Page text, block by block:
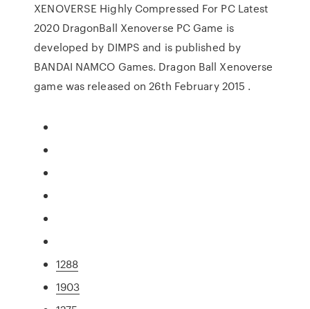
XENOVERSE Highly Compressed For PC Latest
2020 DragonBall Xenoverse PC Game is
developed by DIMPS and is published by
BANDAI NAMCO Games. Dragon Ball Xenoverse
game was released on 26th February 2015 .
1288
1903